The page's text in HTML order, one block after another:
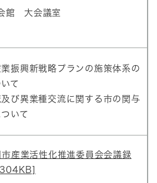
館 大会議室
振興新戦略プランの施策体系の
て
及び異業種交流に関する市の関与
いて
産業活性化推進委員会会議録